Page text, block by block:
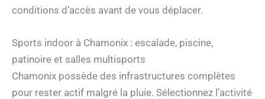
conditions d’accès avant de vous déplacer.
Sports indoor à Chamonix : escalade, piscine,
patinoire et salles multisports
Chamonix possède des infrastructures complètes
pour rester actif malgré la pluie. Sélectionnez l’activité